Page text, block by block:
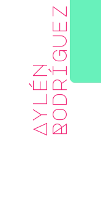
A
y
l
é
n
R
o
d
r
í
g
u
ez